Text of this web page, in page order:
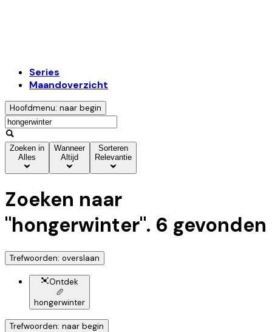
Series
Maandoverzicht
Hoofdmenu: naar begin
Zoeken in
Alles
Wanneer
Altijd
Sorteren
Relevantie
Zoeken naar
"hongerwinter". 6 gevonden
Trefwoorden: overslaan
Ontdek
🥖
hongerwinter
Trefwoorden: naar begin